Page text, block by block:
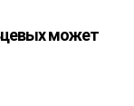
может